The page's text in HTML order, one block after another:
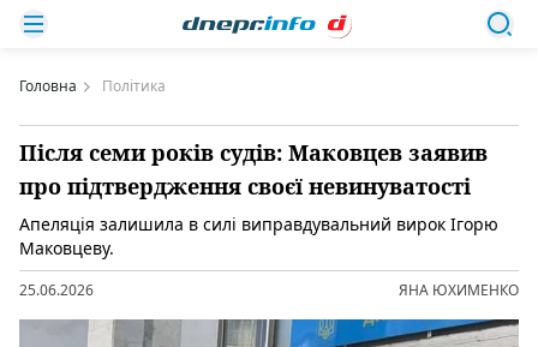
Головна Політика
Після семи років судів: Маковцев заявив
про підтвердження своєї невинуватості
Апеляція залишила в силі виправдувальний вирок Ігорю
Маковцеву.
25.06.2026 ЯНА ЮХИМЕНКО